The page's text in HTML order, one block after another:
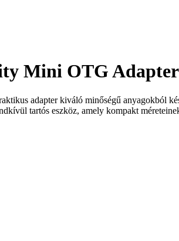
Mini OTG
adapter kiváló minőségű anyagokból
tartós eszköz, amely kompakt